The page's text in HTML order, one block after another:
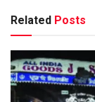
Related Posts